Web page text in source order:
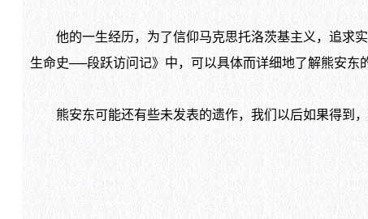
他的一生经历，为了信仰马克思托洛茨基主义，追求实
生命史──段跃访问记》中，可以具体而详细地了解熊安东
熊安东可能还有些未发表的遗作，我们以后如果得到，